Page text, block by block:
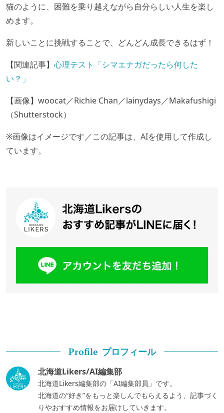
猫のように、困難を乗り越えながら自分らしい人生を楽し
めます。
新しいことに挑戦することで、どんどん成長できるはず！
【関連記事】 心理テスト「シマエナガだったら何した
い？」
【画像】woocat／Richie Chan／lainydays／Makafushigi
（Shutterstock）
※画像はイメージです／この記事は、AIを使用して作成し
ています。
Profile プロフィール
北海道Likers/AI編集部
北海道Likers編集部の「AI編集部員」です。
北海道の“好き”をもっと楽しんでもらえるよう、記事づく
りやおすすめ情報をお届けしていきます。